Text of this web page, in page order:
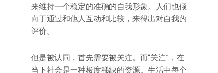
来维持一个稳定的准确的自我形象。人们也倾
向于通过和他人互动和比较，来得出对自我的
评价。
但是被认同，首先需要被关注。而“关注”，在
当下社会是一种极度稀缺的资源。生活中每个